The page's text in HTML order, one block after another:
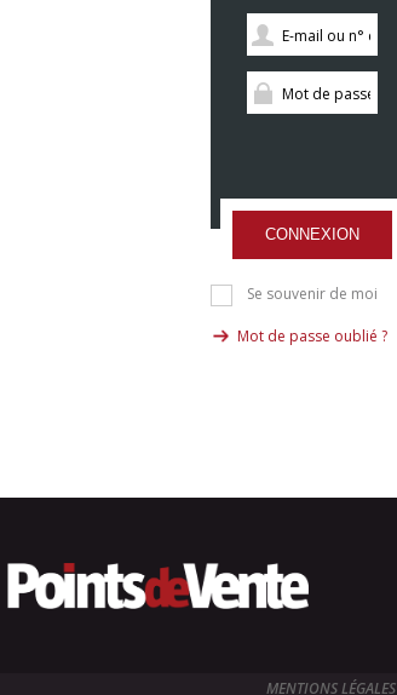
CONNEXION
Se souvenir de moi
Mot de passe oublié ?
MENTIONS LÉGALES